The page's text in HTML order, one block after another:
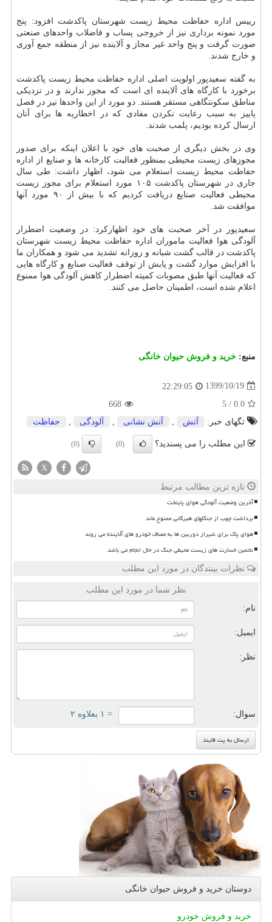
رییس اداره حفاظت محیط زیست شهرستان پاکدشت افزود: پنج
مورد نمونه برداری نیز از خروجی پساب و فاضلاب واحدهای صنعتی
صورت گرفت و پنج واحد غیر مجاز و آلاینده نیز از منطقه جمع آوری
و خارج شدند.
به گفته سعیدپور اولویت اصلی اداره حفاظت محیط زیست پاکدشت
برخورد با کارگاه های آلاینده ای است که مجوز ندارند و در نزدیکی
مناطق سکونتگاهی مستقر هستند. دو مورد از این واحدها نیز در فصل
پاییز به سبب رعایت نکردن مفادی که در اخطاریه ها برای آنان
ارسال کرده بودیم، پلمب شدند.
وی در بخش دیگری از صحبت های خود با اعلان اینکه برای صدور
مجوزهای زیست محیطی بمنظور فعالیت کارخانه ها و صنایع از اداره
حفاظت محیط زیست استعلام می شود، اظهار داشت: طی سال
جاری در شهرستان پاکدشت ۱۰۵ مورد استعلام برای مجوز زیست
محیطی فعالیت صنایع دریافت کردیم که با بیش از ۹۰ مورد آنها
موافقت شد.
سعیدپور در آخر صحبت های خود اظهارکرد: در وضعیت اضطرار
آلودگی هوا فعالیت ماموران اداره حفاظت محیط زیست شهرستان
پاکدشت در قالب گشت شبانه و روزانه تشدید می شود و همکاران ما
با افزایش موارد گشت و پایش از توقف فعالیت صنایع و کارگاه هایی
که فعالیت آنها طبق مصوبات کمیته اضطرار کاهش آلودگی هوا ممنوع
اعلام شده است، اطمینان حاصل می کنند.
منبع: خرید و فروش حیوان خانگی
1399/10/19
22:29:05
0.0
/
5
668
تگهای خبر:
آتش آتش نشانی آلودگی حفاظت
این مطلب را می پسندید؟ (0)
(0)
X
تازه ترین مطالب مرتبط
آخرین وضعیت آلودگی هوای پایتخت
برداشت چوب از جنگلهای هیرکانی ممنوع ماند
هوای پاک برای شیراز دوربین ها به مصاف خودرو های آلاینده می روند
تخمین خسارت های زیست محیطی جنگ در حال انجام می باشد
نظرات بینندگان در مورد این مطلب
نظر شما در مورد این مطلب
نام:
ایمیل:
نظر:
سوال: = ۱ بعلاوه ۲
دوستان خرید و فروش حیوان خانگی
خرید و فروش خودرو